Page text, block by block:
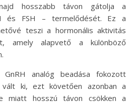
hosszabb távon gátolja a
és FSH – termelődését. Ez a
teszi a hormonális aktivitás
amely alapvető a különböző
analóg beadása fokozott
vált ki, ezt követően azonban a
miatt hosszú távon csökken a